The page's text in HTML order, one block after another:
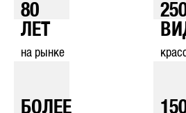
80
ЛЕТ
на рынке
БОЛЕЕ